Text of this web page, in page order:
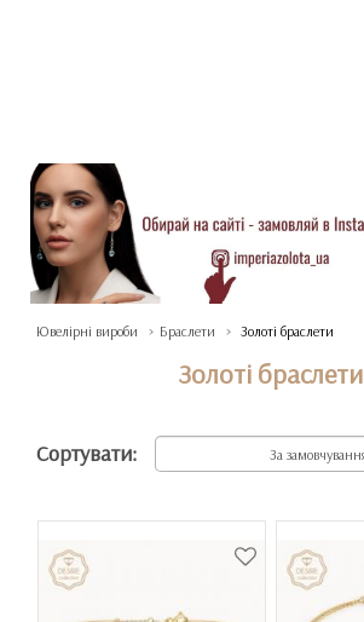
Ювелірні вироби Браслети Золоті браслети
Золоті браслети
Сортувати: